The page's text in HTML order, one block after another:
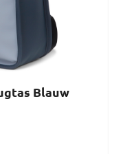
Blauw